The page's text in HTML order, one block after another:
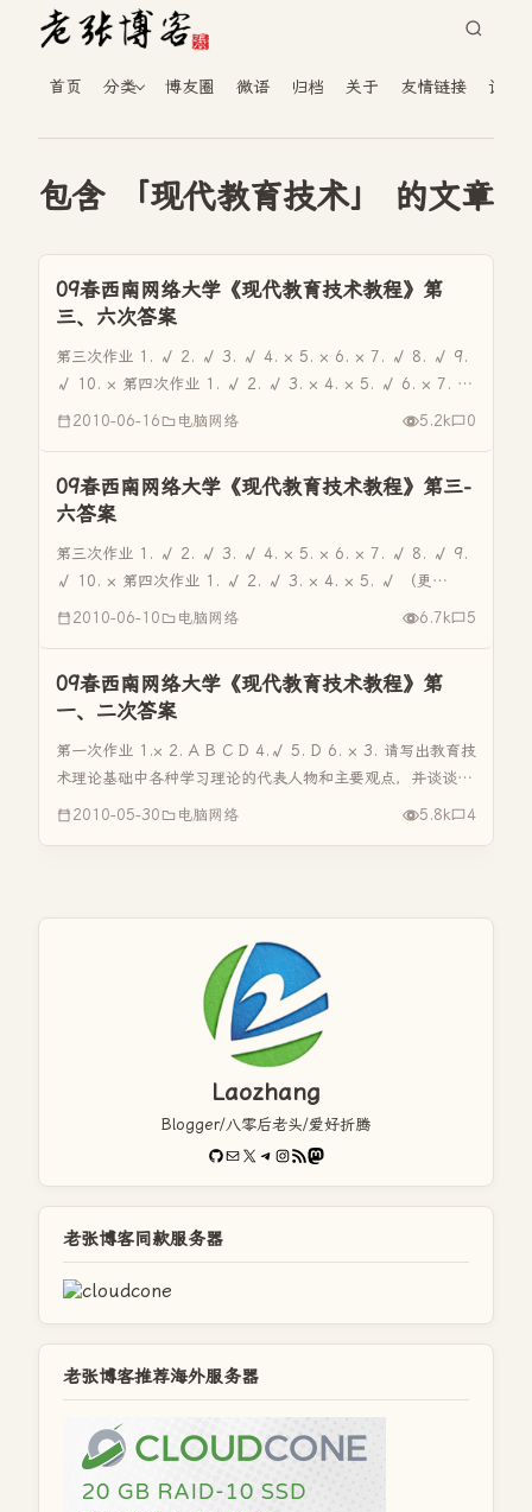
首页 分类 博友圈 微语 归档 关于 友情链接 读者
包含 「现代教育技术」 的文章
09春西南网络大学《现代教育技术教程》第
三、六次答案
第三次作业 1. √ 2. √ 3. √ 4. × 5. × 6. × 7. √ 8. √ 9.
√ 10. × 第四次作业 1. √ 2. √ 3. × 4. × 5. √ 6. × 7. √
8. × 9. × 10. × 第五次作...
2010-06-16 电脑网络 5.2k 0
09春西南网络大学《现代教育技术教程》第三-
六答案
第三次作业 1. √ 2. √ 3. √ 4. × 5. × 6. × 7. √ 8. √ 9.
√ 10. × 第四次作业 1. √ 2. √ 3. × 4. × 5. √ （更
多…）
2010-06-10 电脑网络 6.7k 5
09春西南网络大学《现代教育技术教程》第
一、二次答案
第一次作业 1.× 2. A B C D 4.√ 5. D 6. × 3. 请写出教育技
术理论基础中各种学习理论的代表人物和主要观点，并谈谈各
种学习理论对教学实践 的启示。 答：学习理论是教育心理学
2010-05-30 电脑网络 5.8k 4
Laozhang
Blogger/八零后老头/爱好折腾
GitHub
电子邮件X Telegram
Instagram
RSS FeedMastodon
老张博客同款服务器
老张博客推荐海外服务器